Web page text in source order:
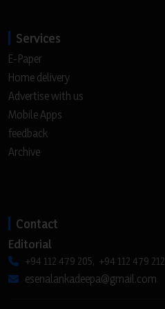
Services
E-Paper
Home delivery
Advertise with us
Mobile Apps
feedback
Archive
Contact
Editorial
+94 112 479 205, +94 112 479 212
esenalankadeepa@gmail.com